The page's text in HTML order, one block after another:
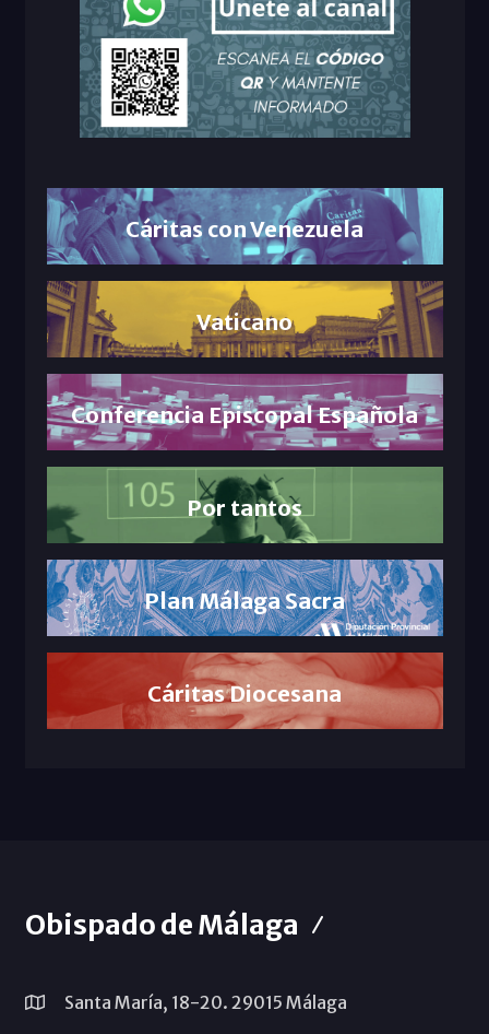
Cáritas con Venezuela
Vaticano
Conferencia Episcopal Española
Por tantos
Plan Málaga Sacra
Cáritas Diocesana
Obispado de Málaga
Santa María, 18-20. 29015 Málaga